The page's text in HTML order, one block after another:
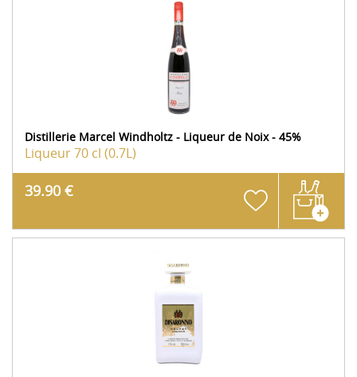
Distillerie Marcel Windholtz - Liqueur de Noix - 45%
Liqueur70 cl (0.7L)
39.90 €